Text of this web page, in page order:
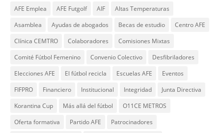
AFE Emplea AFE Futgolf AIF
Altas Temperaturas
Asamblea
Ayudas de abogados Becas de estudio
Centro AFE
Clínica CEMTRO
Colaboradores
Comisiones Mixtas
Comité Fútbol Femenino
Convenio Colectivo
Desfibriladores
Elecciones AFE
El fútbol recicla Escuelas AFE
Eventos
FIFPRO
Financiero Institucional Integridad
Junta Directiva
Korantina Cup
Más allá del fútbol
O11CE METROS
Oferta formativa
Partido AFE
Patrocinadores